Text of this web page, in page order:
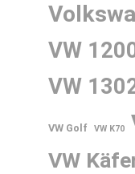
VW
VW
VW Golf VW K70
VW